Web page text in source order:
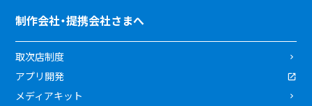
制作会社・提携会社さまへ
取次店制度
アプリ開発
メディアキット